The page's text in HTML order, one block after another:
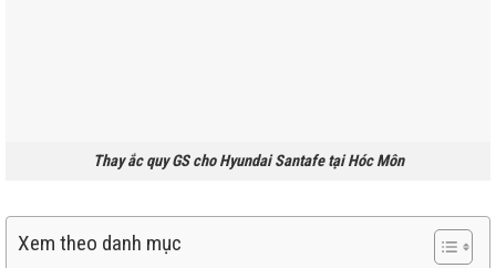
Thay ắc quy GS cho Hyundai Santafe tại Hóc Môn
Xem theo danh mục